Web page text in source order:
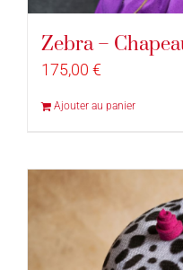
Zebra –
175,00 €
Ajouter au panier